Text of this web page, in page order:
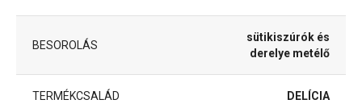
BESOROLÁS
sütikiszúrók és
derelye metélő
TERMÉKCSALÁD DELÍCIA